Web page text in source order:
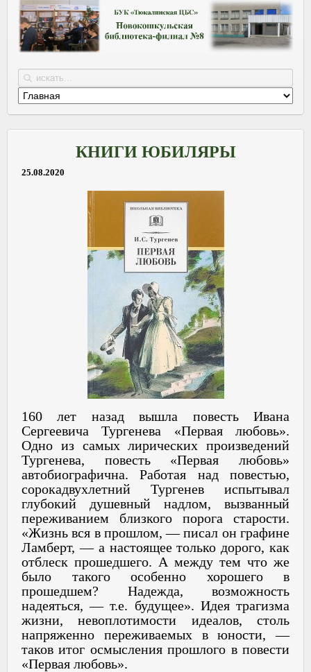
КНИГИ ЮБИЛЯРЫ
25.08.2020
160 лет назад вышла повесть Ивана
Сергеевича Тургенева «Первая любовь».
Одно из самых лирических произведений
Тургенева, повесть «Первая любовь»
автобиографична. Работая над повестью,
сорокадвухлетний Тургенев испытывал
глубокий душевный надлом, вызванный
переживанием близкого порога старости.
«Жизнь вся в прошлом, — писал он графине
Ламберт, — а настоящее только дорого, как
отблеск прошедшего. А между тем что же
было такого особенно хорошего в
прошедшем? Надежда, возможность
надеяться, — т.е. будущее». Идея трагизма
жизни, невоплотимости идеалов, столь
напряженно переживаемых в юности, —
таков итог осмысления прошлого в повести
«Первая любовь».